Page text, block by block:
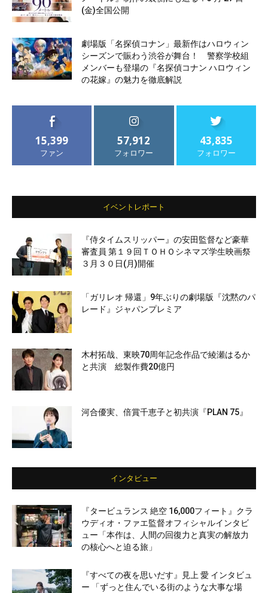
(金)全国公開
劇場版「名探偵コナン」最新作はハロウィン
シーズンで賑わう渋谷が舞台！ 警察学校組
メンバーも登場の『名探偵コナン ハロウィン
の花嫁』の魅力を徹底解説
15,399
ファン
57,912
フォロワー
43,835
フォロワー
イベントレポート
『侍タイムスリッパー』の安田監督など豪華
審査員 第１９回ＴＯＨＯシネマズ学生映画祭
３月３０日(月)開催
「ガリレオ 帰還」9年ぶりの劇場版『沈黙のパ
レード』ジャパンプレミア
木村拓哉、東映70周年記念作品で綾瀬はるか
と共演 総製作費20億円
河合優実、倍賞千恵子と初共演『PLAN 75』
インタビュー
『タービュランス 絶空 16,000フィート』クラ
ウディオ・ファエ監督オフィシャルインタビ
ュー「本作は、人間の回復力と真実の解放力
の核心へと迫る旅」
『すべての夜を思いだす』見上 愛 インタビュ
ー 「ずっと住んでいる街のような大事な場